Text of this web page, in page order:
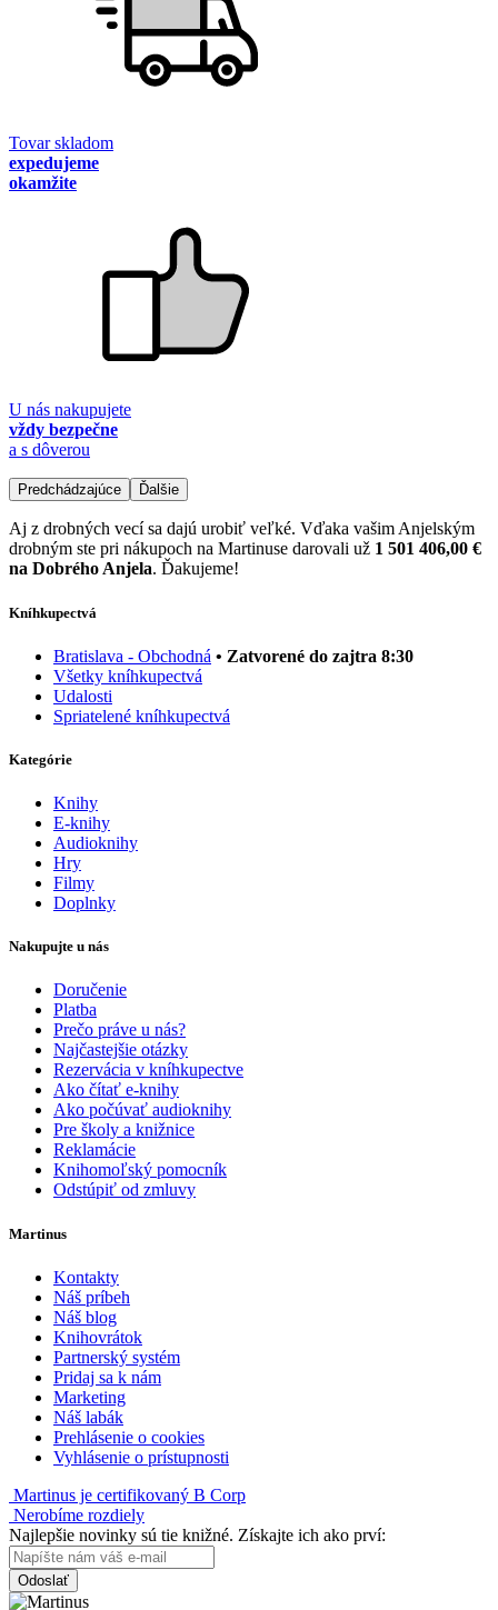
Tovar skladom
expedujeme
okamžite
U nás nakupujete
vždy bezpečne
a s dôverou
Predchádzajúce Ďalšie
Aj z drobných vecí sa dajú urobiť veľké. Vďaka vašim Anjelským
drobným ste pri nákupoch na Martinuse darovali už 1 501 406,00 €
na Dobrého Anjela. Ďakujeme!
Kníhkupectvá
Bratislava - Obchodná • Zatvorené do zajtra 8:30
Všetky kníhkupectvá
Udalosti
Spriatelené kníhkupectvá
Kategórie
Knihy
E-knihy
Audioknihy
Hry
Filmy
Doplnky
Nakupujte u nás
Doručenie
Platba
Prečo práve u nás?
Najčastejšie otázky
Rezervácia v kníhkupectve
Ako čítať e-knihy
Ako počúvať audioknihy
Pre školy a knižnice
Reklamácie
Knihomoľský pomocník
Odstúpiť od zmluvy
Martinus
Kontakty
Náš príbeh
Náš blog
Knihovrátok
Partnerský systém
Pridaj sa k nám
Marketing
Náš labák
Prehlásenie o cookies
Vyhlásenie o prístupnosti
Martinus je certifikovaný B Corp
Nerobíme rozdiely
Najlepšie novinky sú tie knižné. Získajte ich ako prví:
Odoslať